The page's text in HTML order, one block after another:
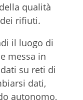
qualità
rifiuti.
il luogo di
messa in
su reti di
dati,
autonomo,